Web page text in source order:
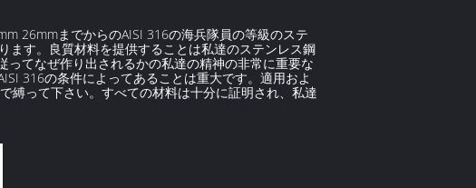
26mmまでからのAISI 316の海兵隊員の等級のステ
ます。良質材料を提供することは私達のステンレス鋼
てなぜ作り出されるかの私達の精神の非常に重要な
316の条件によってあることは重大です。適用およ
縛って下さい。すべての材料は十分に証明され、私達